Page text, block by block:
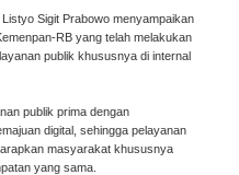
Sigit Prabowo menyampaikan
RB yang telah melakukan
publik khususnya di internal
publik prima dengan
digital, sehingga pelayanan
masyarakat khususnya
yang sama.